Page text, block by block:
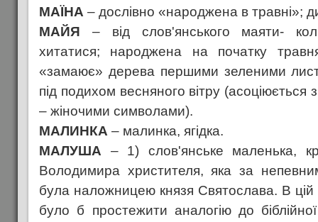
МАЇНА – дослівно «народжена в травні»;
МАЙЯ – від слов'янського маяти-
хитатися; народжена на початку
«замаює» дерева першими зеленими
під подихом весняного вітру (асоціюється
– жіночими символами).
МАЛИНКА – малинка, ягідка.
МАЛУША – 1) слов'янське маленька,
Володимира христителя, яка за
була наложницею князя Святослава. В цій
було б простежити аналогію до